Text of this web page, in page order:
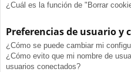
¿Cuál es la función de "Borrar
Preferencias de usuario y
¿Cómo se puede cambiar mi
¿Cómo evito que mi nombre de
usuarios conectados?